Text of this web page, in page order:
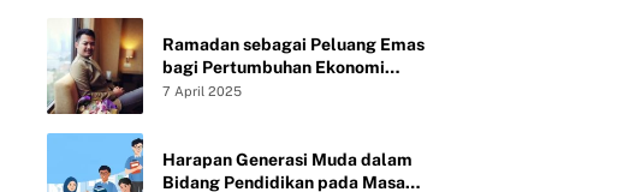
Ramadan sebagai Peluang Emas
bagi Pertumbuhan Ekonomi
Syariah UMKM
7 April 2025
Harapan Generasi Muda dalam
Bidang Pendidikan pada Masa